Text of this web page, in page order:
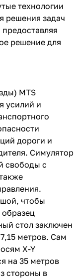
технологии
решения задач
решение для
MTS
усилий и
дороги и
Симулятор
свободы с
чтобы
стол заключен
метров. Сам
X-Y
на 35 метров
стороны в